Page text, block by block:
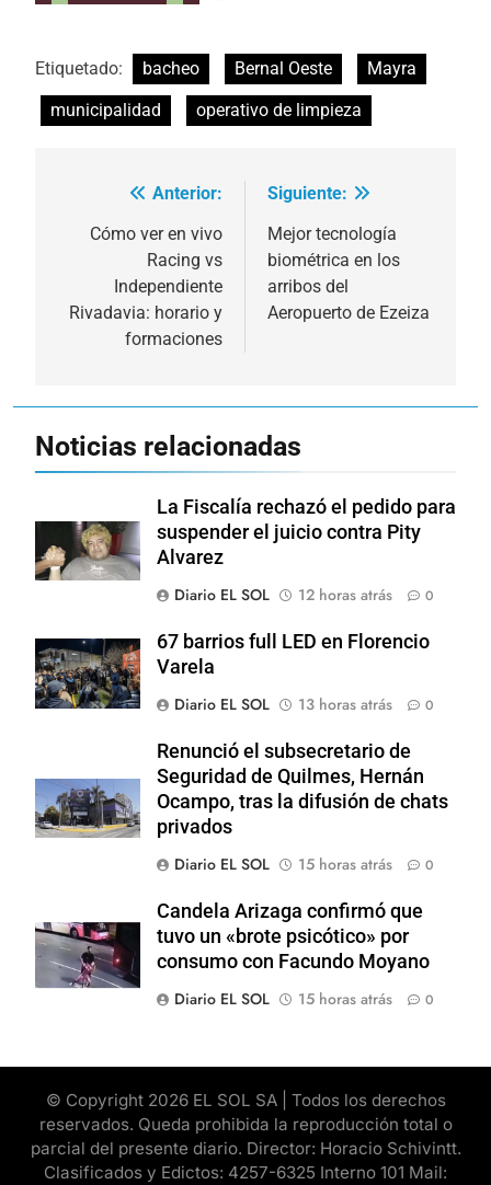
Etiquetado: bacheo Bernal Oeste
Mayra
municipalidad
operativo de limpieza
Navegación
entradas
Anterior:
Cómo ver en vivo
Racing vs
Independiente
Rivadavia: horario y
formaciones
Siguiente:
Mejor tecnología
biométrica en los
arribos del
Aeropuerto de Ezeiza
Noticias relacionadas
La Fiscalía rechazó el pedido para
suspender el juicio contra Pity
Alvarez
Diario EL SOL
12 horas atrás 0
67 barrios full LED en Florencio
Varela
Diario EL SOL
13 horas atrás 0
Renunció el subsecretario de
Seguridad de Quilmes, Hernán
Ocampo, tras la difusión de chats
privados
Diario EL SOL
15 horas atrás 0
Candela Arizaga confirmó que
tuvo un «brote psicótico» por
consumo con Facundo Moyano
Diario EL SOL
15 horas atrás 0
© Copyright 2026 EL SOL SA | Todos los derechos
reservados. Queda prohibida la reproducción total o
parcial del presente diario. Director: Horacio Schivintt.
Clasificados y Edictos: 4257-6325 Interno 101 Mail: